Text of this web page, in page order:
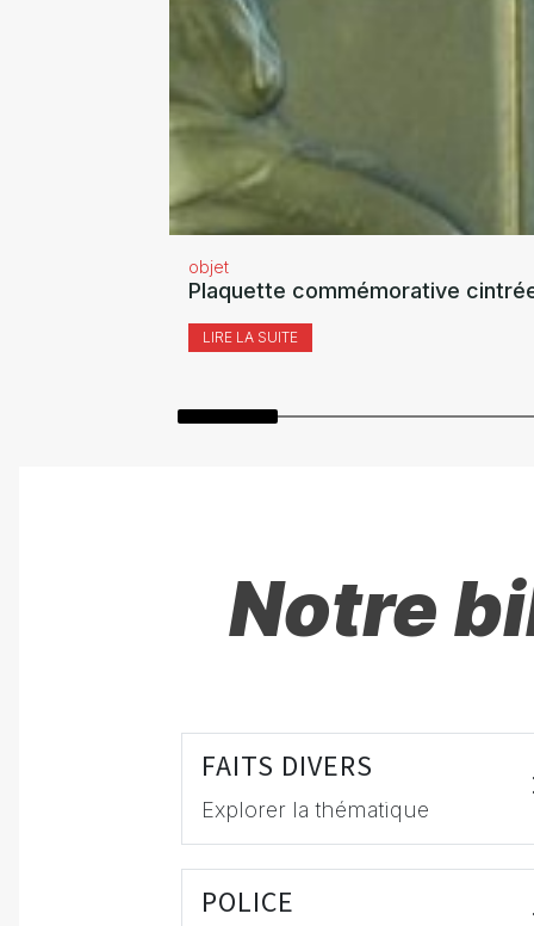
objet
Plaquette commémorative
LIRE LA SUITE
Notre
FAITS DIVERS
Explorer la thématique
POLICE